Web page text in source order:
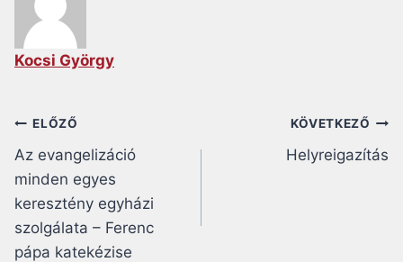
Kocsi György
Bejegyzés
navigáció
ELŐZŐ
Az evangelizáció
minden egyes
keresztény egyházi
szolgálata – Ferenc
pápa katekézise
KÖVETKEZŐ
Helyreigazítás